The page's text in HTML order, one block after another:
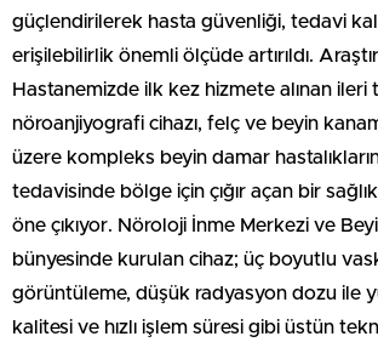
güçlendirilerek hasta güvenliği, tedavi
erişilebilirlik önemli ölçüde artırıldı.
Hastanemizde ilk kez hizmete alınan ileri
nöroanjiyografi cihazı, felç ve beyin
üzere kompleks beyin damar
tedavisinde bölge için çığır açan bir sağlık
öne çıkıyor. Nöroloji İnme Merkezi ve
bünyesinde kurulan cihaz; üç boyutlu
görüntüleme, düşük radyasyon dozu ile
kalitesi ve hızlı işlem süresi gibi üstün